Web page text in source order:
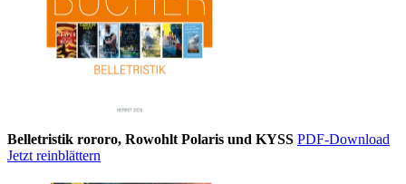
Belletristik rororo, Rowohlt Polaris und KYSS PDF-Download
Jetzt reinblättern